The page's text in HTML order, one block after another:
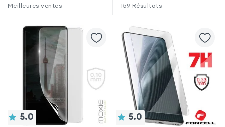
Meilleures ventes 159 Résultats
5.0 5.0